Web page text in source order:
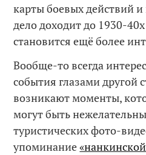
карты боевых действий
дело доходит до 1930-
становится ещё более
Вообще-то всегда
события глазами другой
возникают моменты,
могут быть
туристических фото-
упоминание